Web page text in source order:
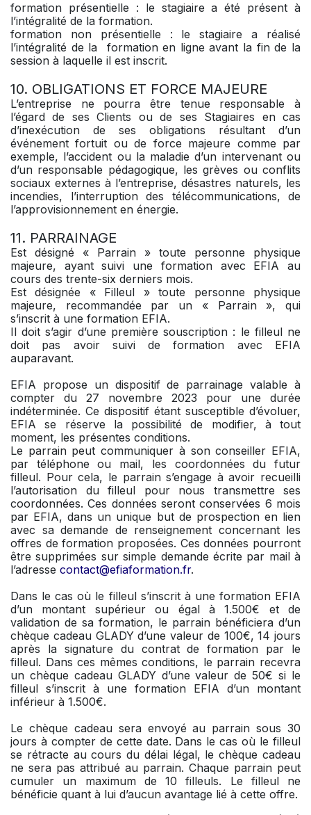
formation présentielle : le stagiaire a été présent à
l’intégralité de la formation.
formation non présentielle : le stagiaire a réalisé
l’intégralité de la formation en ligne avant la fin de la
session à laquelle il est inscrit.
10. OBLIGATIONS ET FORCE MAJEURE
L’entreprise ne pourra être tenue responsable à
l’égard de ses Clients ou de ses Stagiaires en cas
d’inexécution de ses obligations résultant d’un
événement fortuit ou de force majeure comme par
exemple, l’accident ou la maladie d’un intervenant ou
d’un responsable pédagogique, les grèves ou conflits
sociaux externes à l’entreprise, désastres naturels, les
incendies, l’interruption des télécommunications, de
l’approvisionnement en énergie.
11. PARRAINAGE
Est désigné « Parrain » toute personne physique
majeure, ayant suivi une formation avec EFIA au
cours des trente-six derniers mois.
Est désignée « Filleul » toute personne physique
majeure, recommandée par un « Parrain », qui
s’inscrit à une formation EFIA.
Il doit s’agir d’une première souscription : le filleul ne
doit pas avoir suivi de formation avec EFIA
auparavant.
EFIA propose un dispositif de parrainage valable à
compter du 27 novembre 2023 pour une durée
indéterminée. Ce dispositif étant susceptible d’évoluer,
EFIA se réserve la possibilité de modifier, à tout
moment, les présentes conditions.
Le parrain peut communiquer à son conseiller EFIA,
par téléphone ou mail, les coordonnées du futur
filleul. Pour cela, le parrain s’engage à avoir recueilli
l’autorisation du filleul pour nous transmettre ses
coordonnées. Ces données seront conservées 6 mois
par EFIA, dans un unique but de prospection en lien
avec sa demande de renseignement concernant les
offres de formation proposées. Ces données pourront
être supprimées sur simple demande écrite par mail à
l’adresse contact@efiaformation.fr.
Dans le cas où le filleul s’inscrit à une formation EFIA
d’un montant supérieur ou égal à 1.500€ et de
validation de sa formation, le parrain bénéficiera d’un
chèque cadeau GLADY d’une valeur de 100€, 14 jours
après la signature du contrat de formation par le
filleul. Dans ces mêmes conditions, le parrain recevra
un chèque cadeau GLADY d’une valeur de 50€ si le
filleul s’inscrit à une formation EFIA d’un montant
inférieur à 1.500€.
Le chèque cadeau sera envoyé au parrain sous 30
jours à compter de cette date. Dans le cas où le filleul
se rétracte au cours du délai légal, le chèque cadeau
ne sera pas attribué au parrain. Chaque parrain peut
cumuler un maximum de 10 filleuls. Le filleul ne
bénéficie quant à lui d’aucun avantage lié à cette offre.